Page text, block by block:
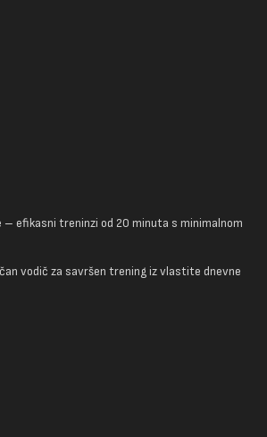
– efikasni treninzi od 20 minuta s minimalnom
vodič za savršen trening iz vlastite dnevne